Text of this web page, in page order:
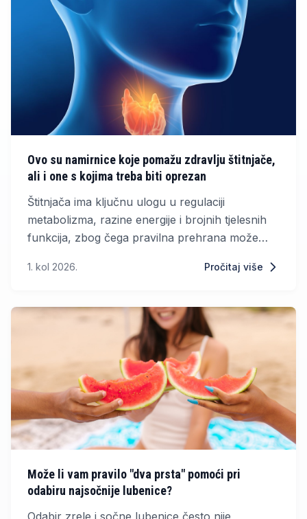
Ovo su namirnice koje pomažu zdravlju štitnjače,
ali i one s kojima treba biti oprezan
Štitnjača ima ključnu ulogu u regulaciji
metabolizma, razine energije i brojnih tjelesnih
funkcija, zbog čega pravilna prehrana može
umora, usporenog metabolizma, promjena
mogu biti povezani s poremećajima rada ove
1. kol 2026. Pročitaj više
Može li vam pravilo "dva prsta" pomoći pri
odabiru najsočnije lubenice?